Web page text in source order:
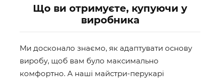
Що ви отримуєте, купуючи у
виробника
Ми досконало знаємо, як адаптувати основу
виробу, щоб вам було максимально
комфортно. А наші майстри-перукарі